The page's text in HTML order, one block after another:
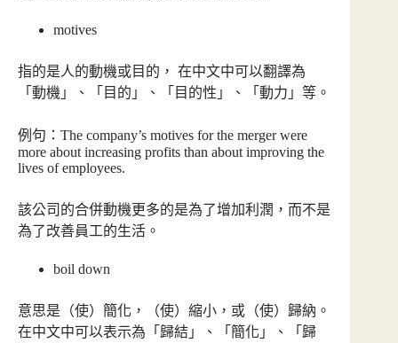
motives
指的是人的動機或目的， 在中文中可以翻譯為
「動機」、「目的」、「目的性」、「動力」等。
例句：The company’s motives for the merger were
more about increasing profits than about improving the
lives of employees.
該公司的合併動機更多的是為了增加利潤，而不是
為了改善員工的生活。
boil down
意思是（使）簡化，（使）縮小，或（使）歸納。
在中文中可以表示為「歸結」、「簡化」、「歸